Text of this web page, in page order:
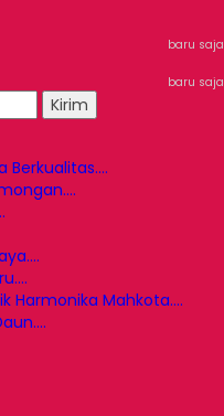
baru saja
baru saja
Kirim
Berkualitas....
Harmonika Mahkota....